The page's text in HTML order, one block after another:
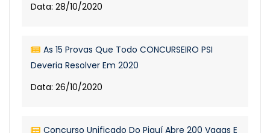
Data: 28/10/2020
As 15 Provas Que Todo CONCURSEIRO PSI
Deveria Resolver Em 2020
Data: 26/10/2020
Concurso Unificado Do Piauí Abre 200 Vagas E